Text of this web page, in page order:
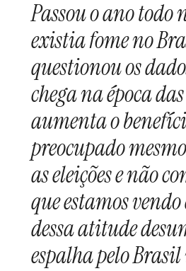
Passou o ano todo
existia fome no
questionou os
chega na época
aumenta o
preocupado
as eleições e não
que estamos vendo
dessa atitude
espalha pelo